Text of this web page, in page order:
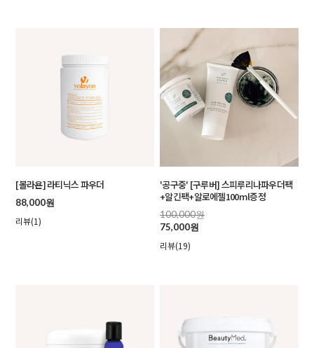
[볼라욘] 라티닉스 파우더
88,000원
리뷰(1)
'공구중' [구루버] 스피루리나파우더팩
+알긴팩+알로에젤100ml증정
100,000원
75,000원
리뷰(19)